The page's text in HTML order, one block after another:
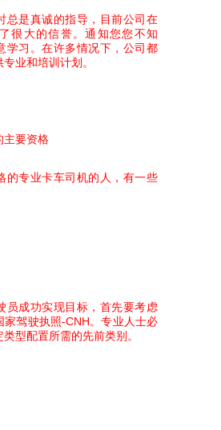
总是真诚的指导，目前公司在
很大的信誉。通知您您不知
学习。在许多情况下，公司都
业和培训计划。
主要资格
的专业卡车司机的人，有一些
员成功实现目标，首先要考虑
家驾驶执照-CNH。专业人士必
型配置所需的先前类别。